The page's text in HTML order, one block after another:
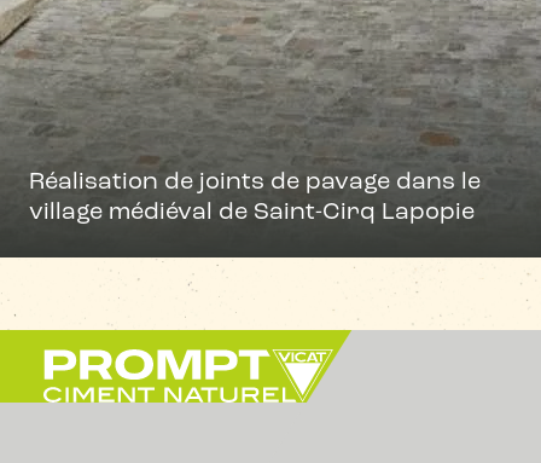
Réalisation de joints de pavage dans le
village médiéval de Saint-Cirq Lapopie